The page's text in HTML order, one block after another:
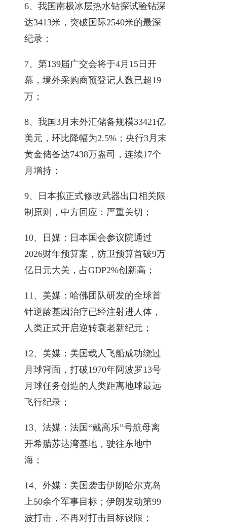
6、我国南极冰层热水钻探试验钻深
达3413米，突破国际2540米的最深
纪录；
7、第139届广交会将于4月15日开
幕，境外采购商预登记人数已超19
万；
8、我国3月末外汇储备规模33421亿
美元，环比降幅为2.5%；央行3月末
黄金储备达7438万盎司，连续17个
月增持；
9、日本拟正式修改武器出口相关限
制原则，中方回应：严重关切；
10、日媒：日本国会参议院通过
2026财年预算案，防卫预算首破9万
亿日元大关，占GDP2%创新高；
11、美媒：哈佛团队研发的全球首
针逆龄基因治疗已经注射进人体，
人类正式开启逆转衰老新纪元；
12、美媒：美国载人飞船成功绕过
月球背面，打破1970年阿波罗13号
月球任务创造的人类距离地球最远
飞行纪录；
13、法媒：法国“戴高乐”号航母离
开希腊苏达湾基地，驶往东地中
海；
14、外媒：美国袭击伊朗哈尔克岛
上50余个军事目标；伊朗发动第99
波打击，不再对打击目标设限；